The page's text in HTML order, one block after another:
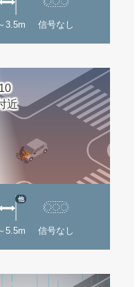
3.5m 信号なし
近
5.5m
他
信号なし